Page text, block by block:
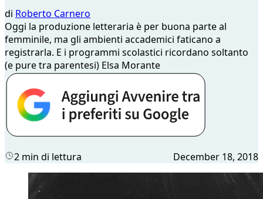
di Roberto Carnero
Oggi la produzione letteraria è per buona parte al
femminile, ma gli ambienti accademici faticano a
registrarla. E i programmi scolastici ricordano soltanto
(e pure tra parentesi) Elsa Morante
2 min di lettura December 18, 2018